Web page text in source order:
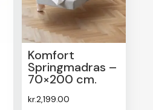
Komfort
Springmadras –
70×200 cm.
kr.2,199.00